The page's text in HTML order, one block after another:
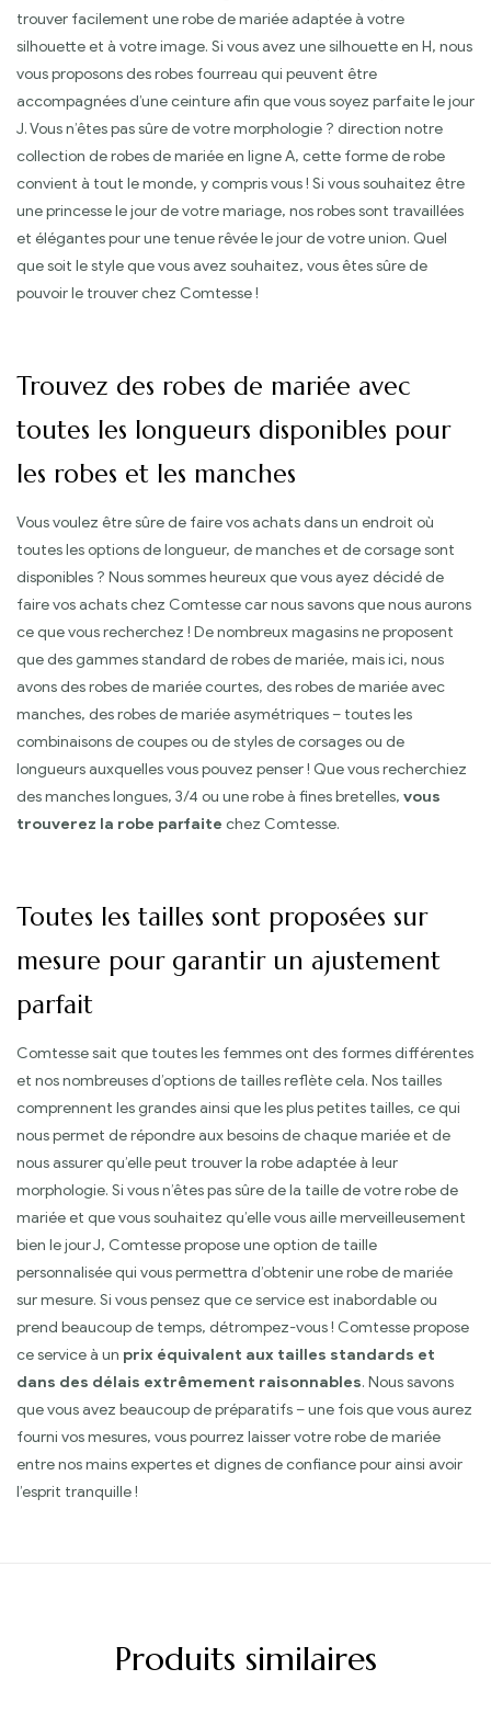
trouver facilement une robe de mariée adaptée à votre
silhouette et à votre image. Si vous avez une silhouette en H, nous
vous proposons des robes fourreau qui peuvent être
accompagnées d’une ceinture afin que vous soyez parfaite le jour
J. Vous n’êtes pas sûre de votre morphologie ? direction notre
collection de robes de mariée en ligne A, cette forme de robe
convient à tout le monde, y compris vous ! Si vous souhaitez être
une princesse le jour de votre mariage, nos robes sont travaillées
et élégantes pour une tenue rêvée le jour de votre union. Quel
que soit le style que vous avez souhaitez, vous êtes sûre de
pouvoir le trouver chez Comtesse !
Trouvez des robes de mariée avec
toutes les longueurs disponibles pour
les robes et les manches
Vous voulez être sûre de faire vos achats dans un endroit où
toutes les options de longueur, de manches et de corsage sont
disponibles ? Nous sommes heureux que vous ayez décidé de
faire vos achats chez Comtesse car nous savons que nous aurons
ce que vous recherchez ! De nombreux magasins ne proposent
que des gammes standard de robes de mariée, mais ici, nous
avons des robes de mariée courtes, des robes de mariée avec
manches, des robes de mariée asymétriques – toutes les
combinaisons de coupes ou de styles de corsages ou de
longueurs auxquelles vous pouvez penser ! Que vous recherchiez
des manches longues, 3/4 ou une robe à fines bretelles, vous
trouverez la robe parfaite chez Comtesse.
Toutes les tailles sont proposées sur
mesure pour garantir un ajustement
parfait
Comtesse sait que toutes les femmes ont des formes différentes
et nos nombreuses d’options de tailles reflète cela. Nos tailles
comprennent les grandes ainsi que les plus petites tailles, ce qui
nous permet de répondre aux besoins de chaque mariée et de
nous assurer qu’elle peut trouver la robe adaptée à leur
morphologie. Si vous n’êtes pas sûre de la taille de votre robe de
mariée et que vous souhaitez qu’elle vous aille merveilleusement
bien le jour J, Comtesse propose une option de taille
personnalisée qui vous permettra d’obtenir une robe de mariée
sur mesure. Si vous pensez que ce service est inabordable ou
prend beaucoup de temps, détrompez-vous ! Comtesse propose
ce service à un prix équivalent aux tailles standards et
dans des délais extrêmement raisonnables. Nous savons
que vous avez beaucoup de préparatifs – une fois que vous aurez
fourni vos mesures, vous pourrez laisser votre robe de mariée
entre nos mains expertes et dignes de confiance pour ainsi avoir
l’esprit tranquille !
Produits similaires